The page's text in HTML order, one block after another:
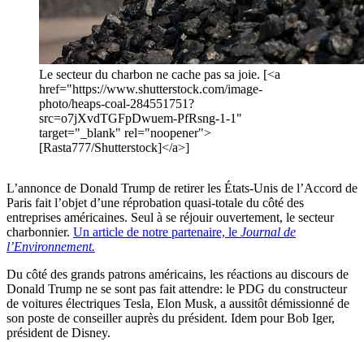
Le secteur du charbon ne cache pas sa joie. [<a
href="https://www.shutterstock.com/image-
photo/heaps-coal-284551751?
src=o7jXvdTGFpDwuem-PfRsng-1-1"
target="_blank" rel="noopener">
[Rasta777/Shutterstock]</a>]
L’annonce de Donald Trump de retirer les États-Unis de l’Accord de
Paris fait l’objet d’une réprobation quasi-totale du côté des
entreprises américaines. Seul à se réjouir ouvertement, le secteur
charbonnier. Un article de notre partenaire, le Journal de
l’Environnement.
Du côté des grands patrons américains, les réactions au discours de
Donald Trump ne se sont pas fait attendre: le PDG du constructeur
de voitures électriques Tesla, Elon Musk, a aussitôt démissionné de
son poste de conseiller auprès du président. Idem pour Bob Iger,
président de Disney.